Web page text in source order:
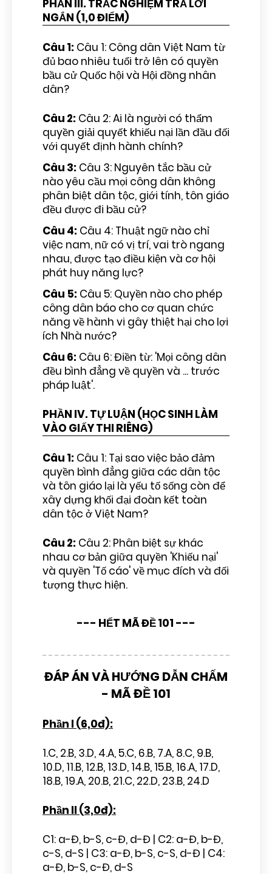
PHẦN III. TRẮC NGHIỆM TRẢ LỜI
NGẮN (1,0 ĐIỂM)
Câu 1: Câu 1: Công dân Việt Nam từ
đủ bao nhiêu tuổi trở lên có quyền
bầu cử Quốc hội và Hội đồng nhân
dân?
Câu 2: Câu 2: Ai là người có thẩm
quyền giải quyết khiếu nại lần đầu đối
với quyết định hành chính?
Câu 3: Câu 3: Nguyên tắc bầu cử
nào yêu cầu mọi công dân không
phân biệt dân tộc, giới tính, tôn giáo
đều được đi bầu cử?
Câu 4: Câu 4: Thuật ngữ nào chỉ
việc nam, nữ có vị trí, vai trò ngang
nhau, được tạo điều kiện và cơ hội
phát huy năng lực?
Câu 5: Câu 5: Quyền nào cho phép
công dân báo cho cơ quan chức
năng về hành vi gây thiệt hại cho lợi
ích Nhà nước?
Câu 6: Câu 6: Điền từ: 'Mọi công dân
đều bình đẳng về quyền và ... trước
pháp luật'.
PHẦN IV. TỰ LUẬN (HỌC SINH LÀM
VÀO GIẤY THI RIÊNG)
Câu 1: Câu 1: Tại sao việc bảo đảm
quyền bình đẳng giữa các dân tộc
và tôn giáo lại là yếu tố sống còn để
xây dựng khối đại đoàn kết toàn
dân tộc ở Việt Nam?
Câu 2: Câu 2: Phân biệt sự khác
nhau cơ bản giữa quyền 'Khiếu nại'
và quyền 'Tố cáo' về mục đích và đối
tượng thực hiện.
--- HẾT MÃ ĐỀ 101 ---
ĐÁP ÁN VÀ HƯỚNG DẪN CHẤM
- MÃ ĐỀ 101
Phần I (6,0đ):
1.C, 2.B, 3.D, 4.A, 5.C, 6.B, 7.A, 8.C, 9.B,
10.D, 11.B, 12.B, 13.D, 14.B, 15.B, 16.A, 17.D,
18.B, 19.A, 20.B, 21.C, 22.D, 23.B, 24.D
Phần II (3,0đ):
C1: a-Đ, b-S, c-Đ, d-Đ | C2: a-Đ, b-Đ,
c-S, d-S | C3: a-Đ, b-S, c-S, d-Đ | C4:
a-Đ, b-S, c-Đ, d-S